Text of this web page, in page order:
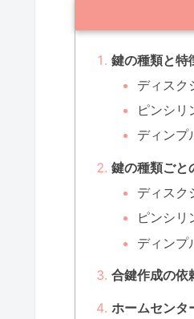
鍵の種類と特
ディスク
ピンシリ
ディンプ
鍵の種類ごと
ディスク
ピンシリ
ディンプ
合鍵作成の依
ホームセンタ